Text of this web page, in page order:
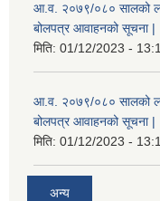
आ.व. २०७९/०८० सालको
बोलपत्र आवाहनको सूचना |
मिति: 01/12/2023 -
आ.व. २०७९/०८० सालको
बोलपत्र आवाहनको सूचना |
मिति: 01/12/2023 -
अन्य